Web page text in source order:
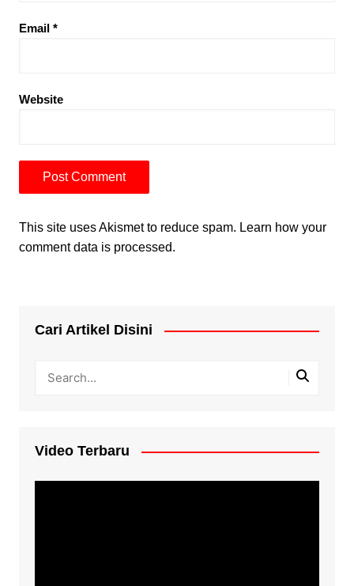
Email *
Website
This site uses Akismet to reduce spam. Learn how your
comment data is processed.
Cari Artikel Disini
Video Terbaru